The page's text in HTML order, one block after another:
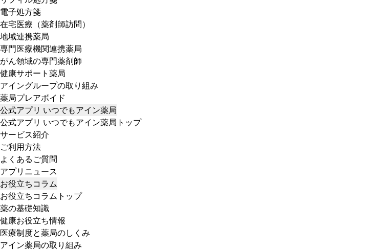
電子処方箋
在宅医療（薬剤師訪問）
地域連携薬局
専門医療機関連携薬局
がん領域の専門薬剤師
健康サポート薬局
アイングループの取り組み
薬局プレアボイド
公式アプリ いつでもアイン薬局
公式アプリ いつでもアイン薬局トップ
サービス紹介
ご利用方法
よくあるご質問
アプリニュース
お役立ちコラム
お役立ちコラムトップ
薬の基礎知識
健康お役立ち情報
医療制度と薬局のしくみ
アイン薬局の取り組み